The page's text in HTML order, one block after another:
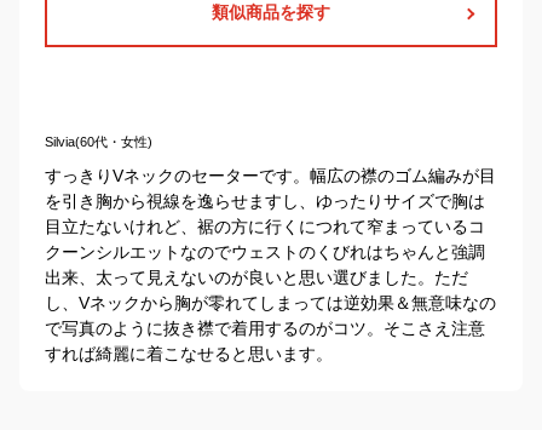
類似商品を探す
Silvia(60代・女性)
すっきりVネックのセーターです。幅広の襟のゴム編みが目
を引き胸から視線を逸らせますし、ゆったりサイズで胸は
目立たないけれど、裾の方に行くにつれて窄まっているコ
クーンシルエットなのでウェストのくびれはちゃんと強調
出来、太って見えないのが良いと思い選びました。ただ
し、Vネックから胸が零れてしまっては逆効果＆無意味なの
で写真のように抜き襟で着用するのがコツ。そこさえ注意
すれば綺麗に着こなせると思います。